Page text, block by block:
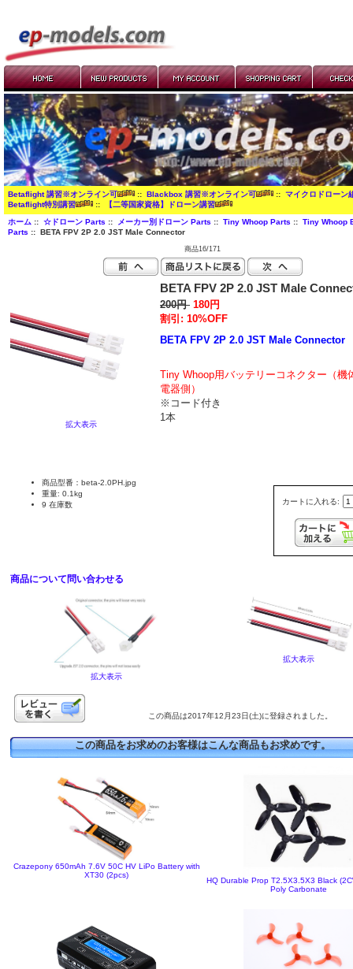
Betaflight 講習※オンライン可 :: Blackbox 講習※オンライン可 :: マイクロドローン
Betaflight特別講習
:: 【二等国家資格】ドローン講習
ホーム:: ☆ドローン Parts :: メーカー別ドローン Parts :: Tiny Whoop Parts :: Tiny Whoop
Parts :: BETA FPV 2P 2.0 JST Male Connector
商品16/171
拡大表示
BETA FPV 2P 2.0 JST Male
200円 180円
割引: 10%OFF
BETA FPV 2P 2.0 JST Male Connector
Tiny Whoop用バッテリーコネクター（機
電器側）
※コード付き
1本
カートに入れる:
商品型番：beta-2.0PH.jpg
重量: 0.1kg
9 在庫数
商品について問い合わせる
拡大表示
拡大表示
この商品は2017年12月23日(土)に登録されました。
この商品をお求めのお客様はこんな商品もお求めです。
Crazepony 650mAh 7.6V 50C HV LiPo Battery with
XT30 (2pcs)
HQ Durable Prop T2.5X3.5X3 Black
Poly Carbonate